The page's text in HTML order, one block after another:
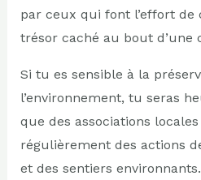
par ceux qui font l’effort
trésor caché au bout d’une
Si tu es sensible à la
l’environnement, tu seras
que des associations
régulièrement des actions
et des sentiers